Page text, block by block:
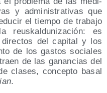
y admi­nis­tra­ti­vas que
el tiem­po de tra­ba­jo
reus­kal­du­ni­za­ción: es
del capi­tal y los
de los gas­tos socia­les
de las ganan­cias del
cla­ses, con­cep­to basal
.